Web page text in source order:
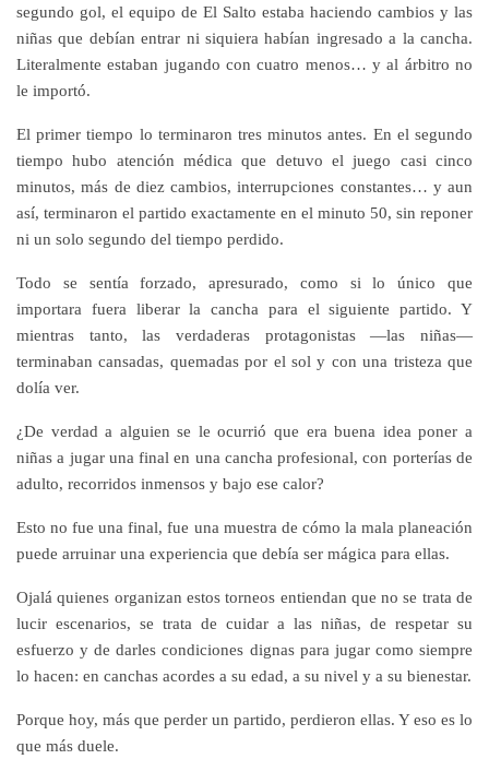
segundo gol, el equipo de El Salto estaba haciendo cambios y las
niñas que debían entrar ni siquiera habían ingresado a la cancha.
Literalmente estaban jugando con cuatro menos… y al árbitro no
le importó.
El primer tiempo lo terminaron tres minutos antes. En el segundo
tiempo hubo atención médica que detuvo el juego casi cinco
minutos, más de diez cambios, interrupciones constantes… y aun
así, terminaron el partido exactamente en el minuto 50, sin reponer
ni un solo segundo del tiempo perdido.
Todo se sentía forzado, apresurado, como si lo único que
importara fuera liberar la cancha para el siguiente partido. Y
mientras tanto, las verdaderas protagonistas —las niñas—
terminaban cansadas, quemadas por el sol y con una tristeza que
dolía ver.
¿De verdad a alguien se le ocurrió que era buena idea poner a
niñas a jugar una final en una cancha profesional, con porterías de
adulto, recorridos inmensos y bajo ese calor?
Esto no fue una final, fue una muestra de cómo la mala planeación
puede arruinar una experiencia que debía ser mágica para ellas.
Ojalá quienes organizan estos torneos entiendan que no se trata de
lucir escenarios, se trata de cuidar a las niñas, de respetar su
esfuerzo y de darles condiciones dignas para jugar como siempre
lo hacen: en canchas acordes a su edad, a su nivel y a su bienestar.
Porque hoy, más que perder un partido, perdieron ellas. Y eso es lo
que más duele.